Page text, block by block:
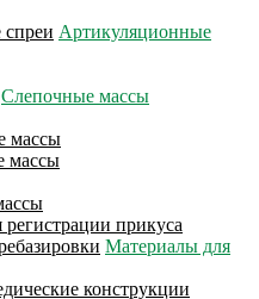
Артикуляционные
Слепочные массы
массы
массы
прикуса
Материалы для